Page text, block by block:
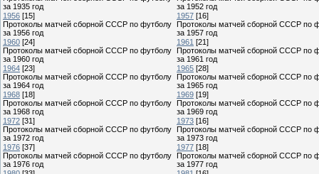
за 1935 год
за 1952 год
1956 [15]
Протоколы матчей сборной СССР по футболу
за 1956 год
1957 [16]
Протоколы матчей сборной СССР по
за 1957 год
1960 [24]
Протоколы матчей сборной СССР по футболу
за 1960 год
1961 [21]
Протоколы матчей сборной СССР по
за 1961 год
1964 [23]
Протоколы матчей сборной СССР по футболу
за 1964 год
1965 [28]
Протоколы матчей сборной СССР по
за 1965 год
1968 [18]
Протоколы матчей сборной СССР по футболу
за 1968 год
1969 [19]
Протоколы матчей сборной СССР по
за 1969 год
1972 [31]
Протоколы матчей сборной СССР по футболу
за 1972 год
1973 [16]
Протоколы матчей сборной СССР по
за 1973 год
1976 [37]
Протоколы матчей сборной СССР по футболу
за 1976 год
1977 [18]
Протоколы матчей сборной СССР по
за 1977 год